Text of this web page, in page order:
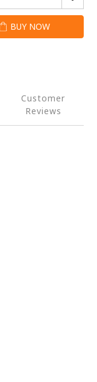
BUY NOW
Customer
Reviews